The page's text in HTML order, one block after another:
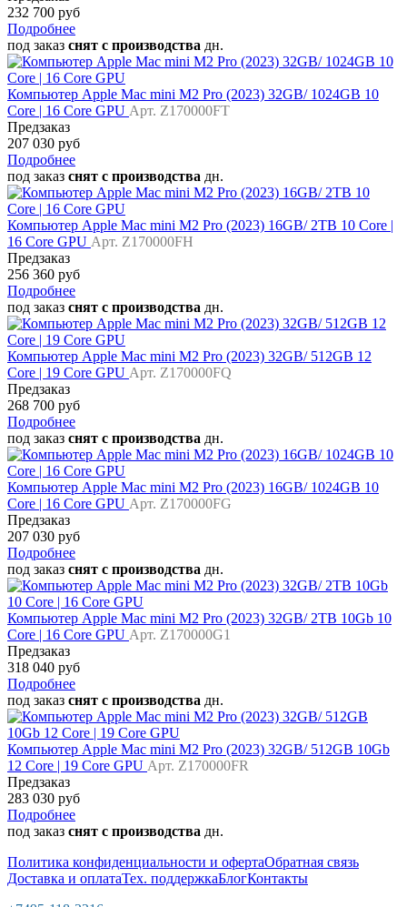
232 700 руб
Подробнее
под заказ снят с производства дн.
Компьютер Apple Mac mini M2 Pro (2023) 32GB/ 1024GB 10
Core | 16 Core GPU Арт. Z170000FT
Предзаказ
207 030 руб
Подробнее
под заказ снят с производства дн.
Компьютер Apple Mac mini M2 Pro (2023) 16GB/ 2TB 10 Core |
16 Core GPU Арт. Z170000FH
Предзаказ
256 360 руб
Подробнее
под заказ снят с производства дн.
Компьютер Apple Mac mini M2 Pro (2023) 32GB/ 512GB 12
Core | 19 Core GPU Арт. Z170000FQ
Предзаказ
268 700 руб
Подробнее
под заказ снят с производства дн.
Компьютер Apple Mac mini M2 Pro (2023) 16GB/ 1024GB 10
Core | 16 Core GPU Арт. Z170000FG
Предзаказ
207 030 руб
Подробнее
под заказ снят с производства дн.
Компьютер Apple Mac mini M2 Pro (2023) 32GB/ 2TB 10Gb 10
Core | 16 Core GPU Арт. Z170000G1
Предзаказ
318 040 руб
Подробнее
под заказ снят с производства дн.
Компьютер Apple Mac mini M2 Pro (2023) 32GB/ 512GB 10Gb
12 Core | 19 Core GPU Арт. Z170000FR
Предзаказ
283 030 руб
Подробнее
под заказ снят с производства дн.
Политика конфиденциальности и офертаОбратная связь
Доставка и оплатаТех. поддержкаБлогКонтакты